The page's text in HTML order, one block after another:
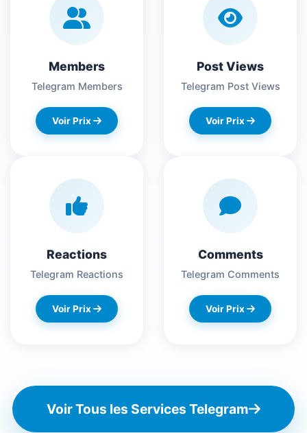
Members
Telegram Members
Voir Prix
Post Views
Telegram Post Views
Voir Prix
Reactions
Telegram Reactions
Voir Prix
Comments
Telegram Comments
Voir Prix
Voir Tous les Services Telegram